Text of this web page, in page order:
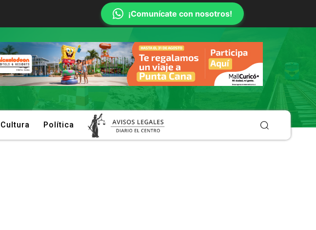
¡Comunícate con nosotros!
Cultura Política